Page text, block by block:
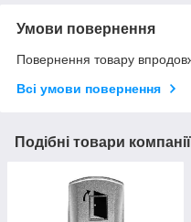
Умови повернення
Повернення товару
Всі умови повернення
Подібні товари компанії